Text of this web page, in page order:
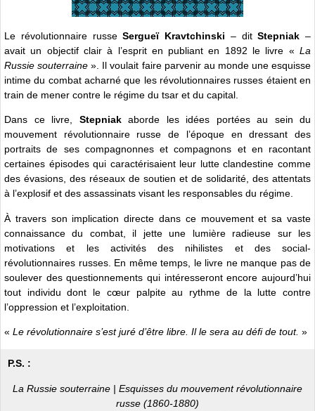
Le révolutionnaire russeSergueï Kravtchinski – ditStepniak –
avait un objectif clair à l’esprit en publiant en 1892 le livre « La
Russie souterraine ». Il voulait faire parvenir au monde une esquisse
intime du combat acharné que les révolutionnaires russes étaient en
train de mener contre le régime du tsar et du capital.
Dans ce livre, Stepniakaborde les idées portées au sein du
mouvement révolutionnaire russe de l’époque en dressant des
portraits de ses compagnonnes et compagnons et en racontant
certaines épisodes qui caractérisaient leur lutte clandestine comme
des évasions, des réseaux de soutien et de solidarité, des attentats
à l’explosif et des assassinats visant les responsables du régime.
À travers son implication directe dans ce mouvement et sa vaste
connaissance du combat, il jette une lumière radieuse sur les
motivations et les activités des nihilistes et des social-
révolutionnaires russes. En même temps, le livre ne manque pas de
soulever des questionnements qui intéresseront encore aujourd’hui
tout individu dont le cœur palpite au rythme de la lutte contre
l’oppression et l’exploitation.
« Le révolutionnaire s’est juré d’être libre. Il le sera au défi de tout. »
P.S. :
La Russie souterraine | Esquisses du mouvement révolutionnaire
russe (1860-1880)